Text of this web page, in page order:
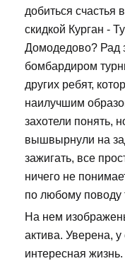
добиться счастья
скидкой Курган -
Домодедово? Рад
бомбардиром
других ребят,
наилучшим
захотели понять,
вышвырнули на
зажигать, все
ничего не
по любому поводу
На нем
актива. Уверена, у
интересная жизнь.